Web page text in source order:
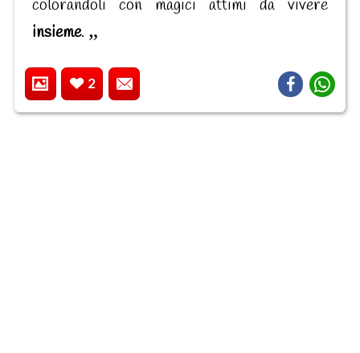
colorandoli con magici attimi da vivere
insieme.
2